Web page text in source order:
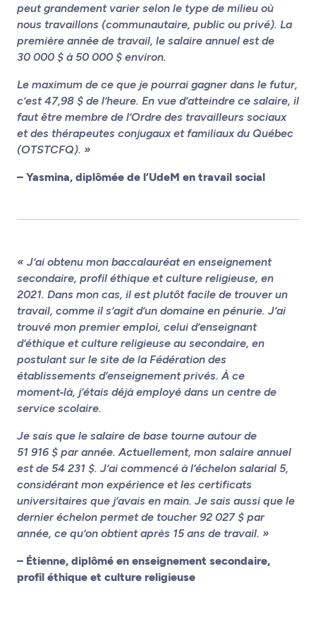
peut grandement varier selon le type de milieu où
nous travaillons (communautaire, public ou privé). La
première année de travail, le salaire annuel est de
30 000 $ à 50 000 $ environ.
Le maximum de ce que je pourrai gagner dans le futur,
c’est 47,98 $ de l’heure. En vue d’atteindre ce salaire, il
faut être membre de l’Ordre des travailleurs sociaux
et des thérapeutes conjugaux et familiaux du Québec
(OTSTCFQ). »
– Yasmina, diplômée de l’UdeM en travail social
« J’ai obtenu mon baccalauréat en enseignement
secondaire, profil éthique et culture religieuse, en
2021. Dans mon cas, il est plutôt facile de trouver un
travail, comme il s’agit d’un domaine en pénurie. J’ai
trouvé mon premier emploi, celui d’enseignant
d’éthique et culture religieuse au secondaire, en
postulant sur le site de la Fédération des
établissements d’enseignement privés. À ce
moment‑là, j’étais déjà employé dans un centre de
service scolaire.
Je sais que le salaire de base tourne autour de
51 916 $ par année. Actuellement, mon salaire annuel
est de 54 231 $. J’ai commencé à l’échelon salarial 5,
considérant mon expérience et les certificats
universitaires que j’avais en main. Je sais aussi que le
dernier échelon permet de toucher 92 027 $ par
année, ce qu’on obtient après 15 ans de travail. »
– Étienne, diplômé en enseignement secondaire,
profil éthique et culture religieuse